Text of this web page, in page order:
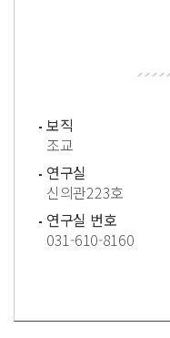
보직
조교
연구실
신의관223호
연구실 번호
031-610-8160